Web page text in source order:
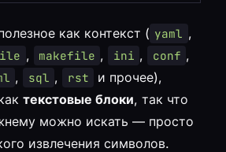
как контекст ( yaml ,
, makefile , ini , conf ,
, sql , rst
и прочее),
текстовые блоки, так что
можно искать — просто
извлечения символов.